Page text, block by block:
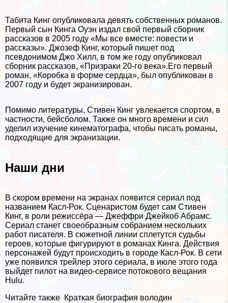
Табита Кинг опубликовала девять собственных романов.
Первый сын Кинга Оуэн издал свой первый сборник
рассказов в 2005 году «Мы все вместе: повести и
рассказы». Джозеф Кинг, который пишет под
псевдонимом Джо Хилл, в том же году опубликовал
сборник рассказов, «Призpaки 20-го века».Его первый
роман, «Коробка в форме сердца», был опубликован в
2007 году и будет экранизирован.
Помимо литературы, Стивен Кинг увлекается спортом, в
частности, бейсболом. Также он много времени и сил
уделил изучение кинематографа, чтобы писать романы,
подходящие для экранизации.
Наши дни
В скором времени на экранах появится сериал под
названием Касл-Рок. Сценаристом будет сам Стивен
Кинг, в роли режиссёра — Джеффри Джейкоб Абрамс.
Сериал станет своеобразным собранием нескольких
работ писателя. В сюжетной линии сплетутся судьбы
героев, которые фигурируют в романах Кинга. Действия
персонажей будут происходить в городе Касл-Рок. В сети
уже появился трейлер этого сериала, в июле этого года
выйдет пилот на видео-сервисе потокового вещания
Hulu.
Читайте также Краткая биография володин